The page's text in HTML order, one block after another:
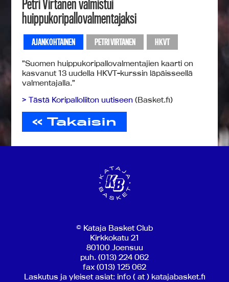
Petri Virtanen valmistui
huippukoripallovalmentajaksi
AJANKOHTAINEN PETRI VIRTANEN HKVT
”Suomen huippukoripallovalmentajien kaarti on
kasvanut 13 uudella HKVT-kurssin läpäisseellä
valmentajalla.”
> Tästä Koripalloliiton uutiseen (Basket.fi)
« Takaisin
© Kataja Basket Club
Kirkkokatu 21
80100 Joensuu
puh. (013) 224 062
fax (013) 125 062
Laskutus ja yleiset asiat: info ( at ) katajabasket.fi